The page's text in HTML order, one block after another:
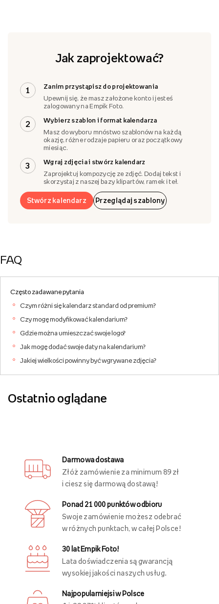
Jak zaprojektować?
1
Zanim przystąpisz do projektowania
Upewnij się, że masz założone konto i jesteś
zalogowany na Empik Foto.
2
Wybierz szablon i format kalendarza
Masz do wyboru mnóstwo szablonów na każdą
okazję, różne rodzaje papieru oraz początkowy
miesiąc.
3
Wgraj zdjęcia i stwórz kalendarz
Zaprojektuj kompozycję ze zdjęć. Dodaj tekst i
skorzystaj z naszej bazy klipartów, ramek i teł.
Stwórz kalendarz Przeglądaj szablony
FAQ
Często zadawane pytania
Czym różni się kalendarz standard od premium?
Czy mogę modyfikować kalendarium?
Gdzie można umieszczać swoje logo?
Jak mogę dodać swoje daty na kalendarium?
Jakiej wielkości powinny być wgrywane zdjęcia?
Ostatnio oglądane
Darmowa dostawa
Złóż zamówienie za minimum 89 zł
i ciesz się darmową dostawą!
Ponad 21 000 punktów odbioru
Swoje zamówienie możesz odebrać
w różnych punktach, w całej Polsce!
30 lat Empik Foto!
Lata doświadczenia są gwarancją
wysokiej jakości naszych usług.
Najpopularniejsi w Polsce